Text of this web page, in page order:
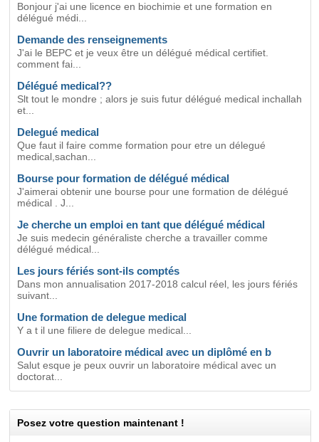
Bonjour j'ai une licence en biochimie et une formation en
délégué médi...
Demande des renseignements
J'ai le BEPC et je veux être un délégué médical certifiet.
comment fai...
Délégué medical??
Slt tout le mondre ; alors je suis futur délégué medical inchallah
et...
Delegué medical
Que faut il faire comme formation pour etre un délegué
medical,sachan...
Bourse pour formation de délégué médical
J'aimerai obtenir une bourse pour une formation de délégué
médical . J...
Je cherche un emploi en tant que délégué médical
Je suis medecin généraliste cherche a travailler comme
délégué médical...
Les jours fériés sont-ils comptés
Dans mon annualisation 2017-2018 calcul réel, les jours fériés
suivant...
Une formation de delegue medical
Y a t il une filiere de delegue medical...
Ouvrir un laboratoire médical avec un diplômé en b
Salut esque je peux ouvrir un laboratoire médical avec un
doctorat...
Posez votre question maintenant !